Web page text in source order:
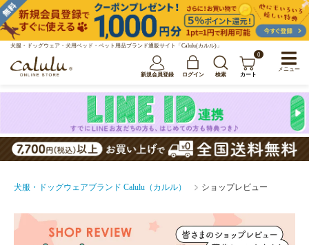
犬服・ドッグウェア・犬用ベッド・ペット用品ブランド通販サイト「Calulu(カルル)」
新規会員登録 ログイン 検索
0
カート
犬服・ドッグウェアブランド Calulu（カルル） ショップレビュー
メニュー